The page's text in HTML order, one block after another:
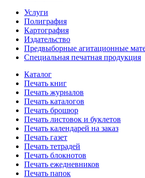
Услуги
Полиграфия
Картография
Издательство
Предвыборные агитационные
Специальная печатная продукция
Каталог
Печать книг
Печать журналов
Печать каталогов
Печать брошюр
Печать листовок и буклетов
Печать календарей на заказ
Печать газет
Печать тетрадей
Печать блокнотов
Печать ежедневников
Печать папок